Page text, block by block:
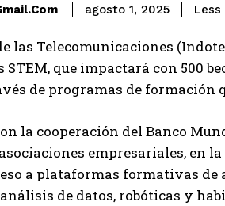
agosto 1, 2025 Less
las Telecomunicaciones
que impactará con 500
de programas de
la cooperación del Banco
empresariales, en
a plataformas formativas
de datos, robóticas y